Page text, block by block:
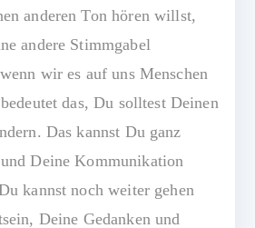
anderen Ton hören willst,
andere Stimmgabel
wir es auf uns Menschen
das, Du solltest Deinen
Das kannst Du ganz
Deine Kommunikation
kannst noch weiter gehen
Deine Gedanken und